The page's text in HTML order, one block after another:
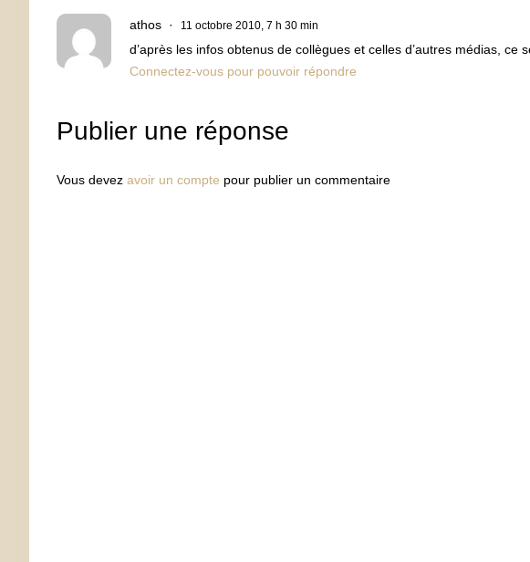
athos 11 octobre 2010, 7 h 30 min
d’après les infos obtenus de collègues et celles d’autres médias,
Connectez-vous pour pouvoir répondre
Publier une réponse
Vous devez avoir un compte pour publier un commentaire